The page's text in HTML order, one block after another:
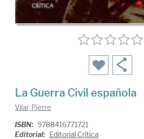
La Guerra Civil española
Vilar, Pierre
ISBN: 9788416771721
Editorial: Editorial Crítica